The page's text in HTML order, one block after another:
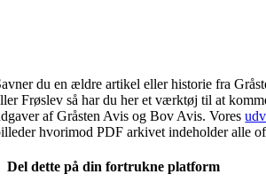
du en ældre artikel eller historie fra
Frøslev så har du her et værktøj til at
af Gråsten Avis og Bov Avis. Vores
hvorimod PDF arkivet indeholder alle
Del dette på din fortrukne platform